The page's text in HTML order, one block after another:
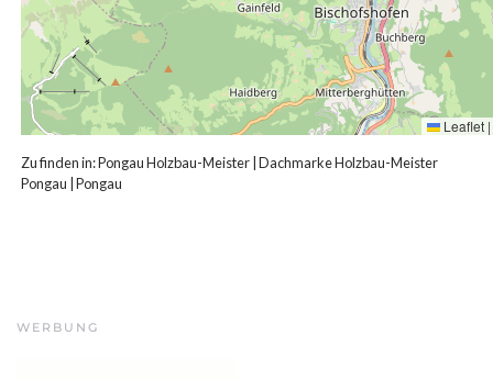
Leaflet |
Zu finden in:Pongau Holzbau-Meister|Dachmarke Holzbau-Meister
Pongau |Pongau
WERBUNG